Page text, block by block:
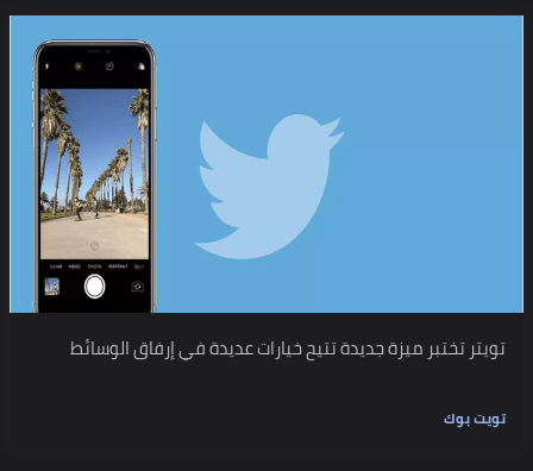
تويتر تختبر ميزة جديدة تتيح خيارات عديدة في إرفاق الوسائط
تويت بوك